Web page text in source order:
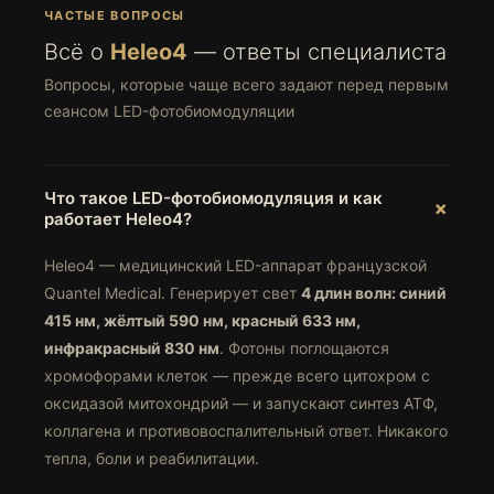
ЧАСТЫЕ ВОПРОСЫ
Всё о Heleo4 — ответы специалиста
Вопросы, которые чаще всего задают перед первым
сеансом LED-фотобиомодуляции
Что такое LED-фотобиомодуляция и как
работает Heleo4?
Heleo4 — медицинский LED-аппарат французской
Quantel Medical. Генерирует свет 4 длин волн: синий
415 нм, жёлтый 590 нм, красный 633 нм,
инфракрасный 830 нм. Фотоны поглощаются
хромофорами клеток — прежде всего цитохром с
оксидазой митохондрий — и запускают синтез АТФ,
коллагена и противовоспалительный ответ. Никакого
тепла, боли и реабилитации.